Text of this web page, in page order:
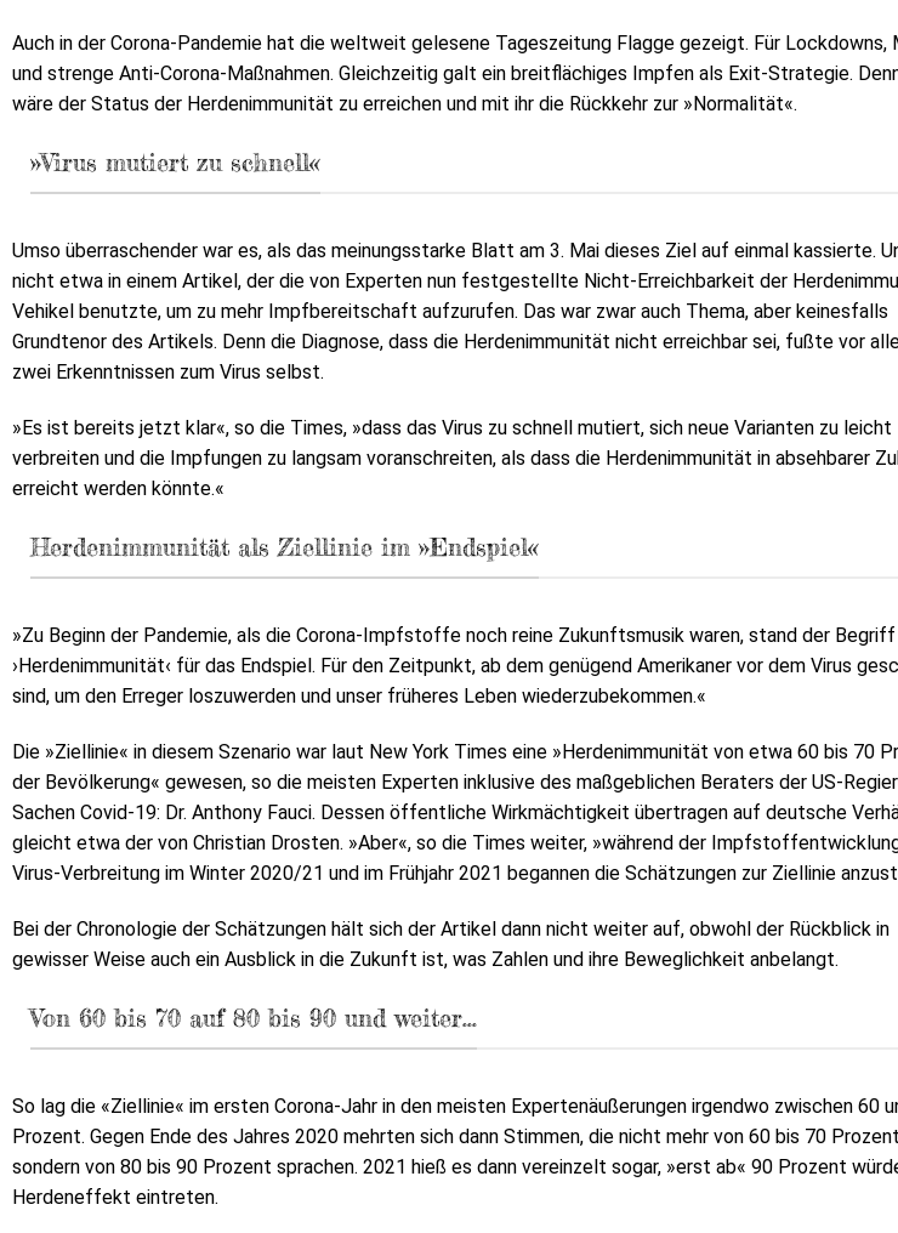
Auch in der Corona-Pandemie hat die weltweit gelesene Tageszeitung Flagge gezeigt. Für Lockdowns,
und strenge Anti-Corona-Maßnahmen. Gleichzeitig galt ein breitflächiges Impfen als Exit-Strategie.
wäre der Status der Herdenimmunität zu erreichen und mit ihr die Rückkehr zur »Normalität«.
»Virus mutiert zu schnell«
Umso überraschender war es, als das meinungsstarke Blatt am 3. Mai dieses Ziel auf einmal kassierte.
nicht etwa in einem Artikel, der die von Experten nun festgestellte Nicht-Erreichbarkeit der
Vehikel benutzte, um zu mehr Impfbereitschaft aufzurufen. Das war zwar auch Thema, aber keinesfalls
Grundtenor des Artikels. Denn die Diagnose, dass die Herdenimmunität nicht erreichbar sei, fußte vor
zwei Erkenntnissen zum Virus selbst.
»Es ist bereits jetzt klar«, so die Times, »dass das Virus zu schnell mutiert, sich neue Varianten zu leicht
verbreiten und die Impfungen zu langsam voranschreiten, als dass die Herdenimmunität in absehbarer
erreicht werden könnte.«
Herdenimmunität als Ziellinie im »Endspiel«
»Zu Beginn der Pandemie, als die Corona-Impfstoffe noch reine Zukunftsmusik waren, stand der Begriff
›Herdenimmunität‹ für das Endspiel. Für den Zeitpunkt, ab dem genügend Amerikaner vor dem Virus
sind, um den Erreger loszuwerden und unser früheres Leben wiederzubekommen.«
Die »Ziellinie« in diesem Szenario war laut New York Times eine »Herdenimmunität von etwa 60 bis 70
der Bevölkerung« gewesen, so die meisten Experten inklusive des maßgeblichen Beraters der US-
Sachen Covid-19: Dr. Anthony Fauci. Dessen öffentliche Wirkmächtigkeit übertragen auf deutsche
gleicht etwa der von Christian Drosten. »Aber«, so die Times weiter, »während der
Virus-Verbreitung im Winter 2020/21 und im Frühjahr 2021 begannen die Schätzungen zur Ziellinie
Bei der Chronologie der Schätzungen hält sich der Artikel dann nicht weiter auf, obwohl der Rückblick in
gewisser Weise auch ein Ausblick in die Zukunft ist, was Zahlen und ihre Beweglichkeit anbelangt.
Von 60 bis 70 auf 80 bis 90 und weiter...
So lag die «Ziellinie« im ersten Corona-Jahr in den meisten Expertenäußerungen irgendwo zwischen 60
Prozent. Gegen Ende des Jahres 2020 mehrten sich dann Stimmen, die nicht mehr von 60 bis 70
sondern von 80 bis 90 Prozent sprachen. 2021 hieß es dann vereinzelt sogar, »erst ab« 90 Prozent
Herdeneffekt eintreten.